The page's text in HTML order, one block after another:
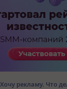
Хочу рекламу. Что